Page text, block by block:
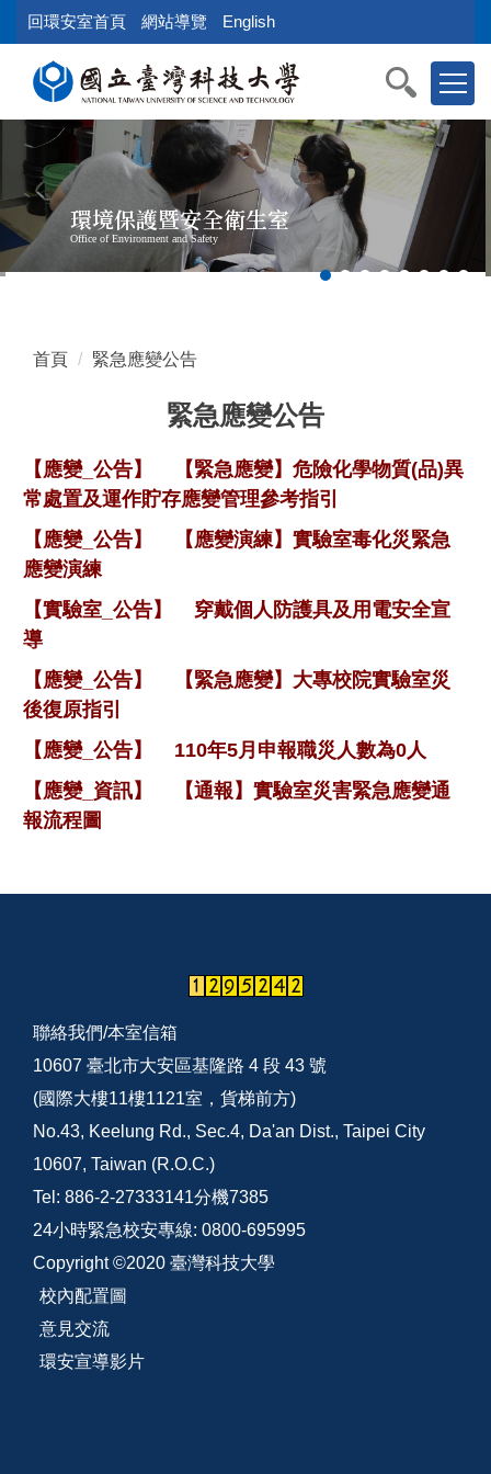
到
內
容
區
塊
回環安室首頁 網站導覽 English
環境保護暨安全衛生室
Office of Environment and Safety
首頁 緊急應變公告
緊急應變公告
【應變_公告】
【緊急應變】危險化學物質(品)異
常處置及運作貯存應變管理參考指引
【應變_公告】
【應變演練】實驗室毒化災緊急
應變演練
【實驗室_公告】
穿戴個人防護具及用電安全宣
導
【應變_公告】
【緊急應變】大專校院實驗室災
後復原指引
【應變_公告】
110年5月申報職災人數為0人
【應變_資訊】
【通報】實驗室災害緊急應變通
報流程圖
聯絡我們/本室信箱
10607 臺北市大安區基隆路 4 段 43 號
(國際大樓11樓1121室，貨梯前方)
No.43, Keelung Rd., Sec.4, Da'an Dist., Taipei City
10607, Taiwan (R.O.C.)
Tel: 886-2-27333141分機7385
24小時緊急校安專線: 0800-695995
Copyright ©2020 臺灣科技大學
校內配置圖
意見交流
環安宣導影片